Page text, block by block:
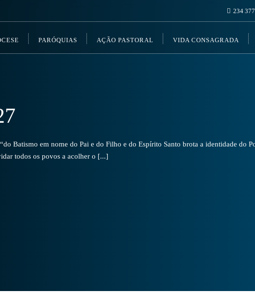
234
PARÓQUIAS AÇÃO PASTORAL VIDA CONSAGRADA
Batismo em nome do Pai e do Filho e do Espírito Santo brota a identidade do
todos os povos a acolher o [...]